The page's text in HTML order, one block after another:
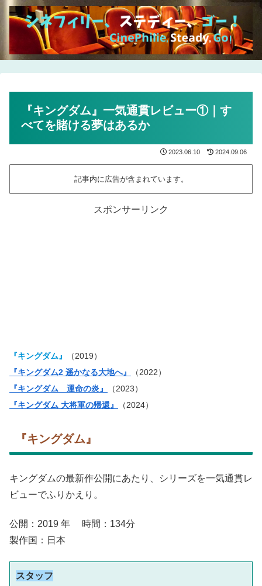
『キングダム』一気通貫レビュー①｜す
べてを賭ける夢はあるか
2023.06.10 2024.09.06
記事内に広告が含まれています。
スポンサーリンク
『キングダム』
（2019）
『キングダム2 遥かなる大地へ』
（2022）
『キングダム 運命の炎』
（2023）
『キングダム 大将軍の帰還』
（2024）
『キングダム』
キングダムの最新作公開にあたり、シリーズを一気通貫レ
ビューでふりかえり。
公開：2019 年 時間：134分
製作国：日本
スタッフ